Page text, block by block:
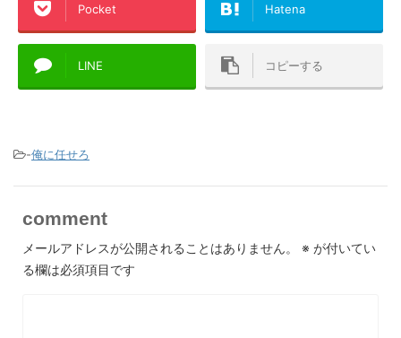
Pocket Hatena
LINE コピーする
-俺に任せろ
comment
メールアドレスが公開されることはありません。 ※ が付いてい
る欄は必須項目です